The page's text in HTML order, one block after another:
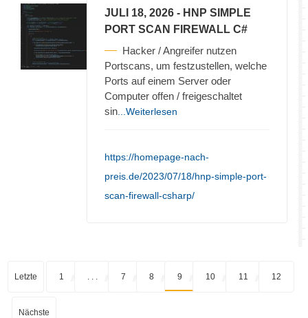
JULI 18, 2026 - HNP SIMPLE
PORT SCAN FIREWALL C#
Hacker / Angreifer nutzen
Portscans, um festzustellen, welche
Ports auf einem Server oder
Computer offen / freigeschaltet
sin ...Weiterlesen
https://homepage-nach-
preis.de/2023/07/18/hnp-simple-port-
scan-firewall-csharp/
Letzte 1 7 8 9 10 11 12
Nächste